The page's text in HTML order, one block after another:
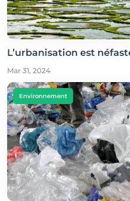
L’urbanisation est
Mar 31, 2024
Environnement